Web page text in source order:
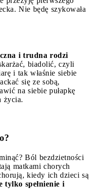
Nie będę szykowała
i trudna rodzi
biadolić, czyli
i tak właśnie siebie
się ze sobą,
na siebie pułapkę
życia.
Ból bezdzietności
matkami chorych
kiedy ich dzieci są
tylko spełnienie i